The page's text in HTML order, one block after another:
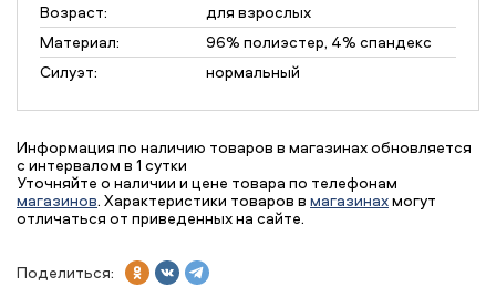
Возраст:
для взрослых
Материал:
96% полиэстер, 4% спандекс
Силуэт:
нормальный
Информация по наличию товаров в магазинах обновляется
с интервалом в 1 сутки
Уточняйте о наличии и цене товара по телефонам
магазинов. Характеристики товаров в магазинахмогут
отличаться от приведенных на сайте.
Поделиться: